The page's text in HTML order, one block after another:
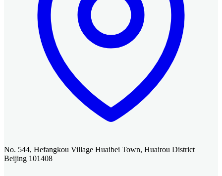
No. 544, Hefangkou Village Huaibei Town, Huairou District
Beijing 101408